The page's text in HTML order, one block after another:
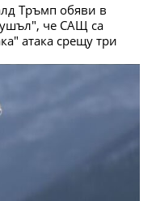
Тръмп обяви в
че САЩ са
атака срещу три